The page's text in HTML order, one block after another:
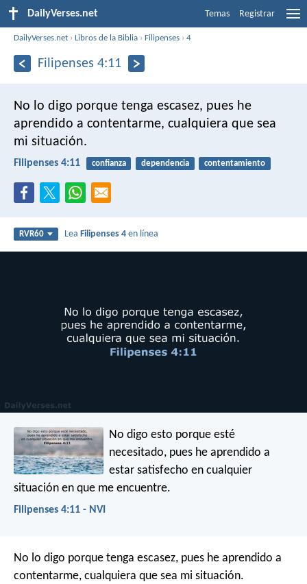
DailyVerses.net Temas Registrar
DailyVerses.net ›Libros de la Biblia ›Filipenses ›4
Filipenses 4:11
No lo digo porque tenga escasez, pues he
aprendido a contentarme, cualquiera que sea
mi situación.
Filipenses 4:11 confianza dependencia contentamiento
RVR60 LeaFilipenses 4 en línea
No digo esto porque esté
necesitado, pues he aprendido a
estar satisfecho en cualquier
situación en que me encuentre.
Filipenses 4:11 - NVI
No lo digo porque tenga escasez, pues he aprendido a
contentarme, cualquiera que sea mi situación.